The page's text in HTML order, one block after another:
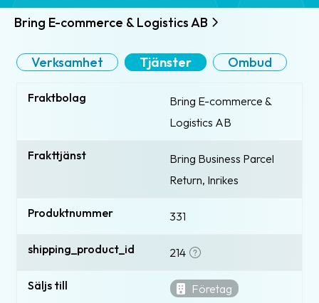
Bring E-commerce & Logistics AB
Verksamhet Tjänster Ombud
Fraktbolag
Bring E-commerce &
Logistics AB
Frakttjänst
Bring Business Parcel
Return, Inrikes
Produktnummer 331
shipping_product_id 214
Säljs till Företag